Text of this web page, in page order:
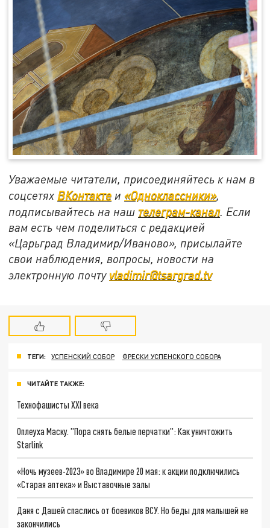
Уважаемые читатели, присоединяйтесь к нам в
соцсетях ВКонтакте и«Одноклассники»,
подписывайтесь на наш телеграм-канал. Если
вам есть чем поделиться с редакцией
«Царьград Владимир/Иваново», присылайте
свои наблюдения, вопросы, новости на
электронную почту vladimir@tsargrad.tv
ТЕГИ: УСПЕНСКИЙ СОБОР ФРЕСКИ УСПЕНСКОГО СОБОРА
ЧИТАЙТЕ ТАКЖЕ:
Технофашисты XXI века
Оплеуха Маску. "Пора снять белые перчатки": Как уничтожить
Starlink
«Ночь музеев-2023» во Владимире 20 мая: к акции подключились
«Старая аптека» и Выставочные залы
Даня с Дашей спаслись от боевиков ВСУ. Но беды для малышей не
закончились